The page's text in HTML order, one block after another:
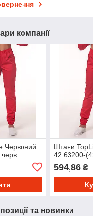
компанії
Червоний
Штани
42 63200-
594,86₴
та новинки